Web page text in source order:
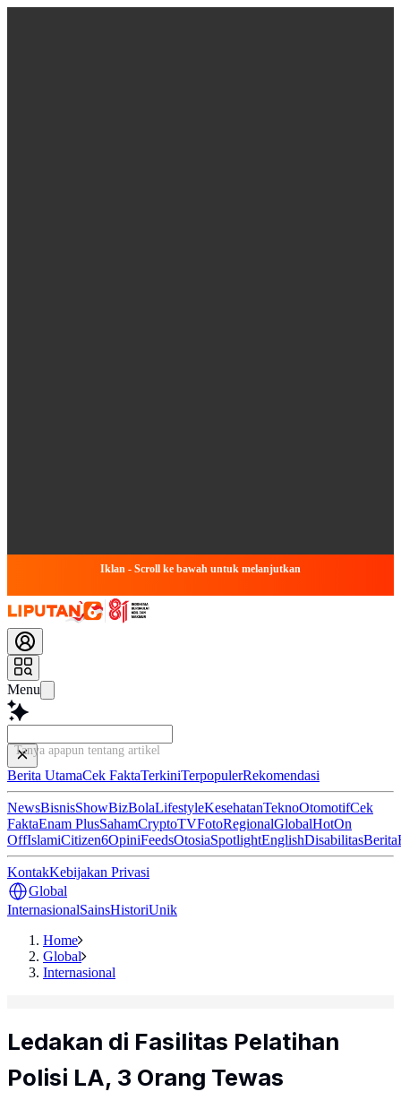
Iklan - Scroll ke bawah untuk melanjutkan
Menu
Tanya apapun tentang artikel ini...
Berita UtamaCek FaktaTerkiniTerpopulerRekomendasi
NewsBisnisShowBizBolaLifestyleKesehatanTeknoOtomotifCek
FaktaEnam PlusSahamCryptoTVFotoRegionalGlobalHotOn
OffIslamiCitizen6OpiniFeedsOtosiaSpotlightEnglishDisabilitasBerita
KontakKebijakan Privasi
Global
InternasionalSainsHistoriUnik
Home
Global
Internasional
Ledakan di Fasilitas Pelatihan
Polisi LA, 3 Orang Tewas